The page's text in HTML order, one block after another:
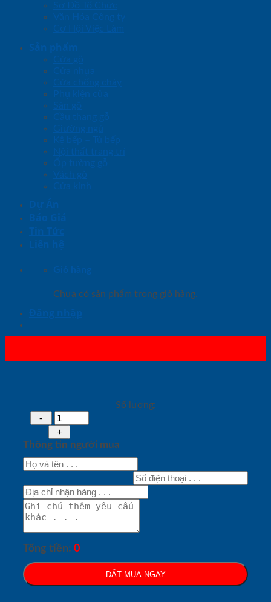
Sơ Đồ Tổ Chức
Văn Hóa Công ty
Cơ Hội Việc Làm
Sản phẩm
Cửa gỗ
Cửa nhựa
Cửa chống cháy
Phụ kiện cửa
Sàn gỗ
Cầu thang gỗ
Giường ngủ
Kệ bếp – Tủ bếp
Nội thất trang trí
Ốp tường gỗ
Vách gỗ
Cửa kính
Dự Án
Báo Giá
Tin Tức
Liên hệ
Giỏ hàng
Chưa có sản phẩm trong giỏ hàng.
Đăng nhập
Số lượng:
Thông tin người mua
Tổng tiền: 0
ĐẶT MUA NGAY